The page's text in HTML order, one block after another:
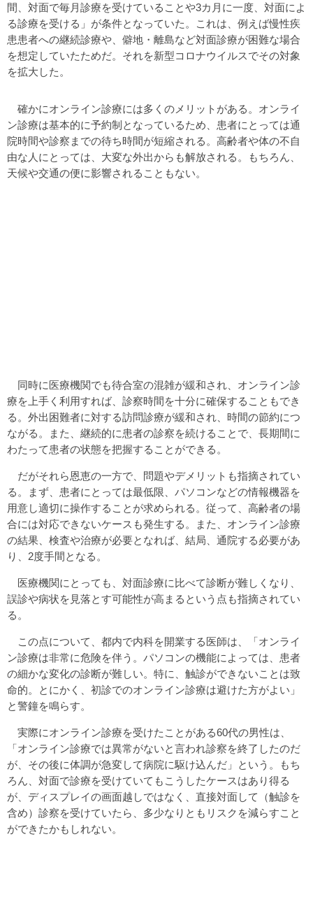
間、対面で毎月診療を受けていることや3カ月に一度、対面によ
る診療を受ける」が条件となっていた。これは、例えば慢性疾
患患者への継続診療や、僻地・離島など対面診療が困難な場合
を想定していたためだ。それを新型コロナウイルスでその対象
を拡大した。
確かにオンライン診療には多くのメリットがある。オンライ
ン診療は基本的に予約制となっているため、患者にとっては通
院時間や診察までの待ち時間が短縮される。高齢者や体の不自
由な人にとっては、大変な外出からも解放される。もちろん、
天候や交通の便に影響されることもない。
同時に医療機関でも待合室の混雑が緩和され、オンライン診
療を上手く利用すれば、診察時間を十分に確保することもでき
る。外出困難者に対する訪問診療が緩和され、時間の節約につ
ながる。また、継続的に患者の診察を続けることで、長期間に
わたって患者の状態を把握することができる。
だがそれら恩恵の一方で、問題やデメリットも指摘されてい
る。まず、患者にとっては最低限、パソコンなどの情報機器を
用意し適切に操作することが求められる。従って、高齢者の場
合には対応できないケースも発生する。また、オンライン診療
の結果、検査や治療が必要となれば、結局、通院する必要があ
り、2度手間となる。
医療機関にとっても、対面診療に比べて診断が難しくなり、
誤診や病状を見落とす可能性が高まるという点も指摘されてい
る。
この点について、都内で内科を開業する医師は、「オンライ
ン診療は非常に危険を伴う。パソコンの機能によっては、患者
の細かな変化の診断が難しい。特に、触診ができないことは致
命的。とにかく、初診でのオンライン診療は避けた方がよい」
と警鐘を鳴らす。
実際にオンライン診療を受けたことがある60代の男性は、
「オンライン診療では異常がないと言われ診察を終了したのだ
が、その後に体調が急変して病院に駆け込んだ」という。もち
ろん、対面で診療を受けていてもこうしたケースはあり得る
が、ディスプレイの画面越しではなく、直接対面して（触診を
含め）診察を受けていたら、多少なりともリスクを減らすこと
ができたかもしれない。